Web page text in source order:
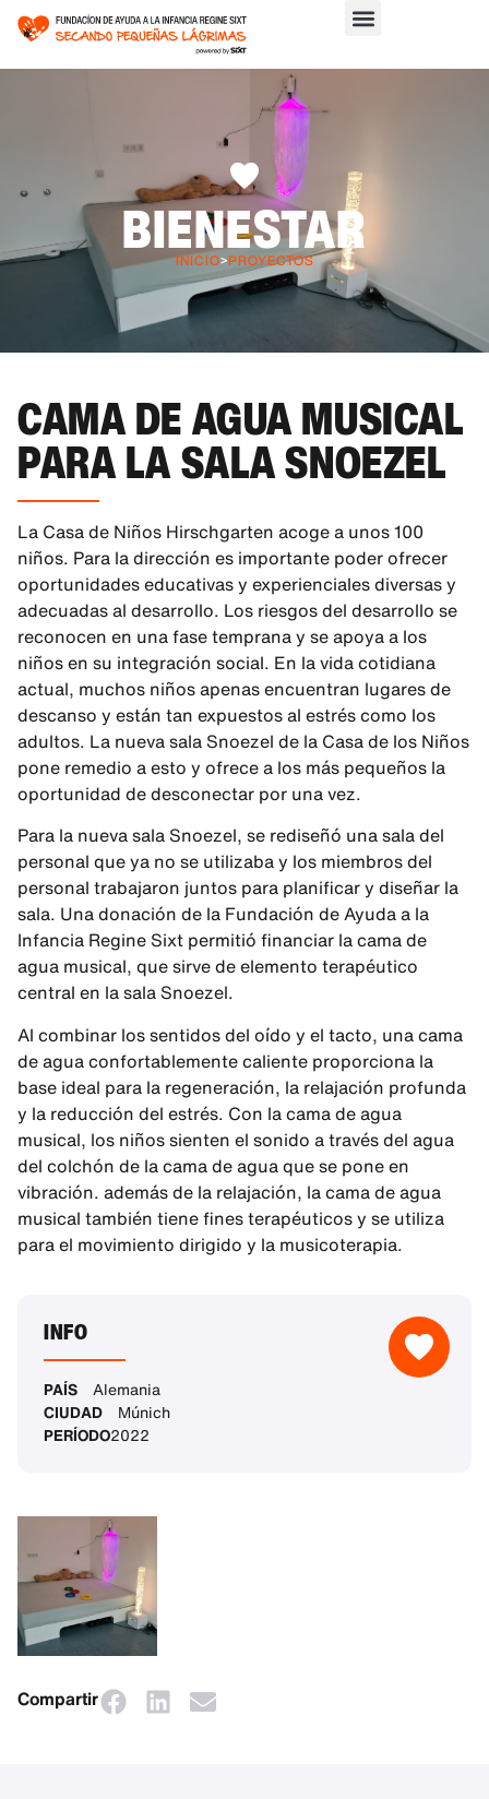
BIENESTAR
INICIO>PROYECTOS
CAMA DE AGUA MUSICAL
PARA LA SALA SNOEZEL
La Casa de Niños Hirschgarten acoge a unos 100
niños. Para la dirección es importante poder ofrecer
oportunidades educativas y experienciales diversas y
adecuadas al desarrollo. Los riesgos del desarrollo se
reconocen en una fase temprana y se apoya a los
niños en su integración social. En la vida cotidiana
actual, muchos niños apenas encuentran lugares de
descanso y están tan expuestos al estrés como los
adultos. La nueva sala Snoezel de la Casa de los Niños
pone remedio a esto y ofrece a los más pequeños la
oportunidad de desconectar por una vez.
Para la nueva sala Snoezel, se rediseñó una sala del
personal que ya no se utilizaba y los miembros del
personal trabajaron juntos para planificar y diseñar la
sala. Una donación de la Fundación de Ayuda a la
Infancia Regine Sixt permitió financiar la cama de
agua musical, que sirve de elemento terapéutico
central en la sala Snoezel.
Al combinar los sentidos del oído y el tacto, una cama
de agua confortablemente caliente proporciona la
base ideal para la regeneración, la relajación profunda
y la reducción del estrés. Con la cama de agua
musical, los niños sienten el sonido a través del agua
del colchón de la cama de agua que se pone en
vibración. además de la relajación, la cama de agua
musical también tiene fines terapéuticos y se utiliza
para el movimiento dirigido y la musicoterapia.
INFO
PAÍS Alemania
CIUDAD Múnich
PERÍODO2022
Compartir